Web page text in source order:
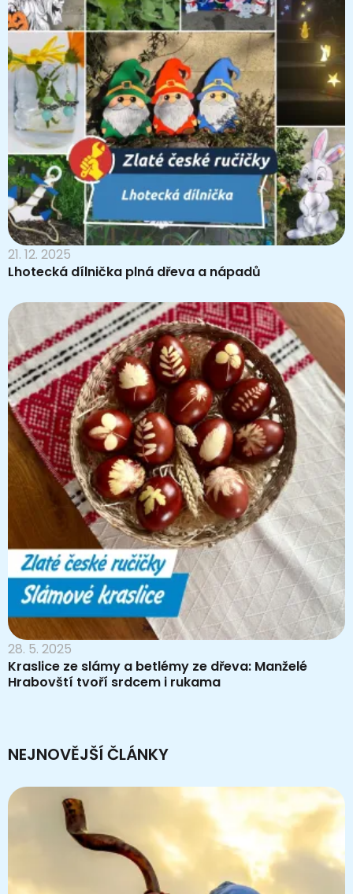
21. 12. 2025
Lhotecká dílnička plná dřeva a nápadů
28. 5. 2025
Kraslice ze slámy a betlémy ze dřeva: Manželé
Hrabovští tvoří srdcem i rukama
NEJNOVĚJŠÍ ČLÁNKY